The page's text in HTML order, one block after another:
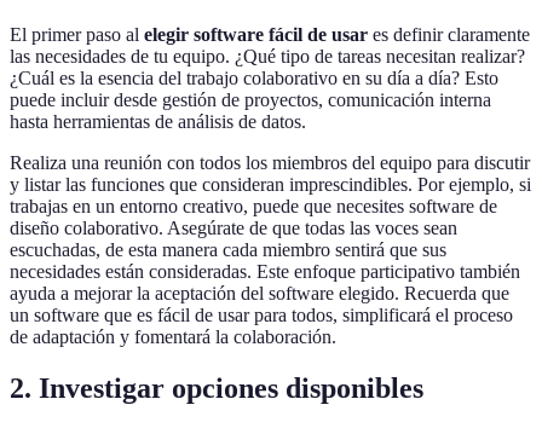
El primer paso al elegir software fácil de usar es definir claramente
las necesidades de tu equipo. ¿Qué tipo de tareas necesitan realizar?
¿Cuál es la esencia del trabajo colaborativo en su día a día? Esto
puede incluir desde gestión de proyectos, comunicación interna
hasta herramientas de análisis de datos.
Realiza una reunión con todos los miembros del equipo para discutir
y listar las funciones que consideran imprescindibles. Por ejemplo, si
trabajas en un entorno creativo, puede que necesites software de
diseño colaborativo. Asegúrate de que todas las voces sean
escuchadas, de esta manera cada miembro sentirá que sus
necesidades están consideradas. Este enfoque participativo también
ayuda a mejorar la aceptación del software elegido. Recuerda que
un software que es fácil de usar para todos, simplificará el proceso
de adaptación y fomentará la colaboración.
2. Investigar opciones disponibles